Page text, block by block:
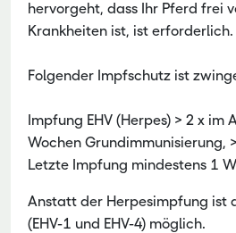
hervorgeht, dass Ihr Pferd frei
Krankheiten ist, ist erforderlich.
Folgender Impfschutz ist
Impfung EHV (Herpes) > 2 x im
Wochen Grundimmunisierung,
Letzte Impfung mindestens 1
Anstatt der Herpesimpfung ist
(EHV-1 und EHV-4) möglich.